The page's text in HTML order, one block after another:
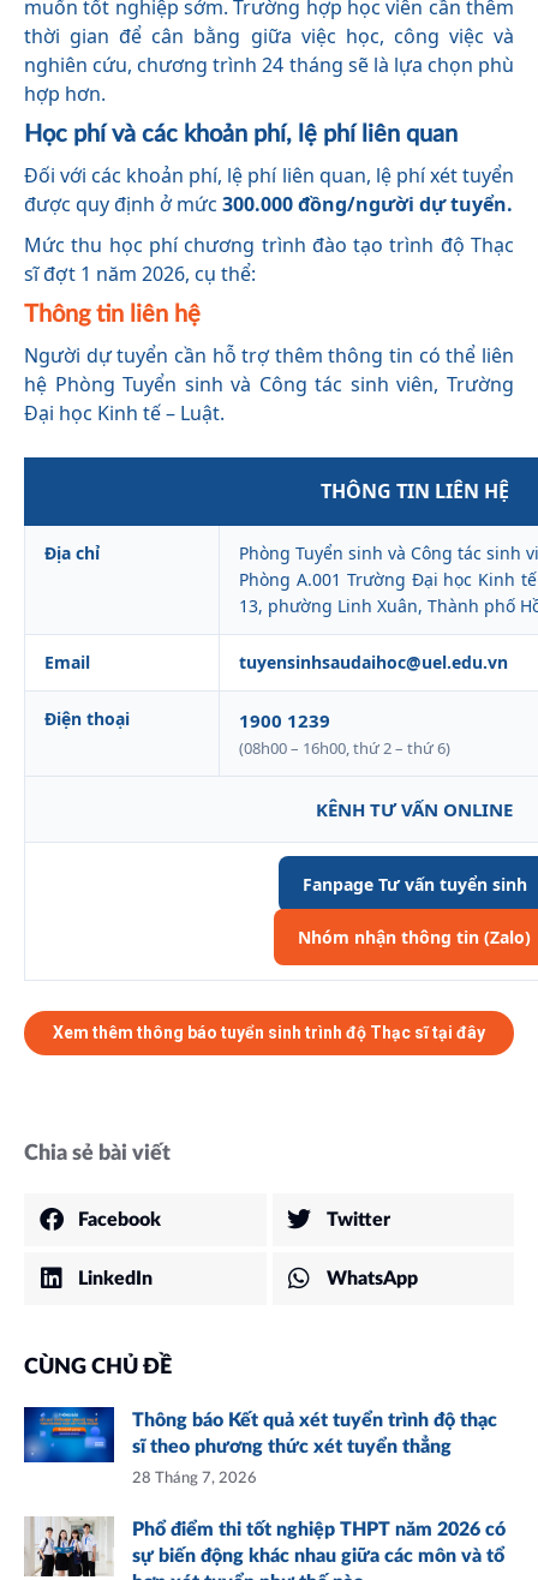
muốn tốt nghiệp sớm. Trường hợp học viên cần thêm
thời gian để cân bằng giữa việc học, công việc và
nghiên cứu, chương trình 24 tháng sẽ là lựa chọn phù
hợp hơn.
Học phí và các khoản phí, lệ phí liên quan
Đối với các khoản phí, lệ phí liên quan, lệ phí xét tuyển
được quy định ở mức 300.000 đồng/người dự tuyển.
Mức thu học phí chương trình đào tạo trình độ Thạc
sĩ đợt 1 năm 2026, cụ thể:
Thông tin liên hệ
Người dự tuyển cần hỗ trợ thêm thông tin có thể liên
hệ Phòng Tuyển sinh và Công tác sinh viên, Trường
Đại học Kinh tế – Luật.
THÔNG TIN LIÊN HỆ
Địa chỉ
Phòng Tuyển sinh và Công tác sinh
Phòng A.001 Trường Đại học Kinh
13, phường Linh Xuân, Thành phố
Email tuyensinhsaudaihoc@uel.edu.vn
Điện thoại 1900 1239
(08h00 – 16h00, thứ 2 – thứ 6)
KÊNH TƯ VẤN ONLINE
Fanpage Tư vấn tuyển sinh
Nhóm nhận thông tin (Zalo)
Xem thêm thông báo tuyển sinh trình độ Thạc sĩ tại đây
Chia sẻ bài viết
Facebook Twitter
LinkedIn WhatsApp
CÙNG CHỦ ĐỀ
Thông báo Kết quả xét tuyển trình độ thạc
sĩ theo phương thức xét tuyển thẳng
28 Tháng 7, 2026
Phổ điểm thi tốt nghiệp THPT năm 2026 có
sự biến động khác nhau giữa các môn và tổ